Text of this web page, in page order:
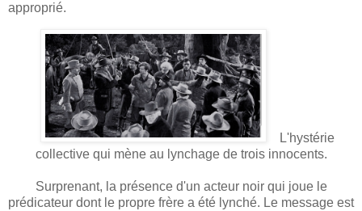
approprié.
L'hystérie
collective qui mène au lynchage de trois innocents.
Surprenant, la présence d'un acteur noir qui joue le
prédicateur dont le propre frère a été lynché. Le message est